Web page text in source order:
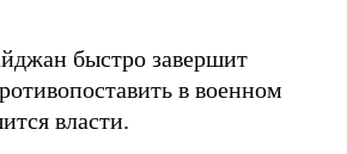
быстро завершит
в военном
власти.